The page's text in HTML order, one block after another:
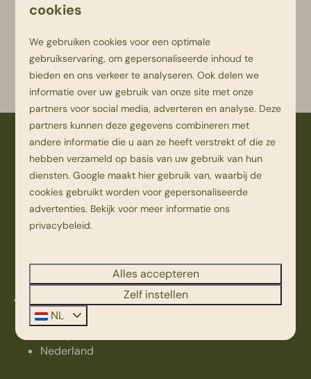
Indien je geen annuleringsfonds afsluit en toch
annuleert, hanteren wij de
Recron Voorwaarden
Je kunt het annuleringsfonds bijboeken tijdens het
maken van je reservering.
Veilig betalen
Kampweg 1
7736 PK Beerze
Nederland
cookies
We gebruiken cookies voor een optimale
gebruikservaring, om gepersonaliseerde inhoud te
bieden en ons verkeer te analyseren. Ook delen we
informatie over uw gebruik van onze site met onze
partners voor social media, adverteren en analyse. Deze
partners kunnen deze gegevens combineren met
andere informatie die u aan ze heeft verstrekt of die ze
hebben verzameld op basis van uw gebruik van hun
diensten.Google maakt hier gebruik van, waarbij de
cookies gebruikt worden voor gepersonaliseerde
advertenties. Bekijk voor meer informatie ons
privacybeleid.
Alles accepteren
Zelf instellen
NL